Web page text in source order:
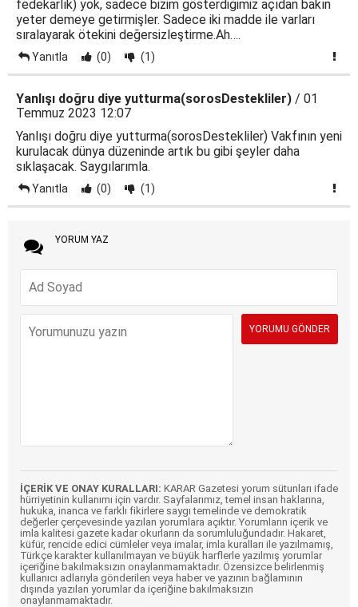
fedekarlık) yok, sadece bizim gösterdiğimiz açıdan bakın
yeter demeye getirmişler. Sadece iki madde ile varları
sıralayarak ötekini değersizleştirme.Ah….
Yanıtla (0) (1)
Yanlışı doğru diye yutturma(sorosDestekliler) / 01
Temmuz 2023 12:07
Yanlışı doğru diye yutturma(sorosDestekliler) Vakfının yeni
kurulacak dünya düzeninde artık bu gibi şeyler daha
sıklaşacak. Saygılarımla.
Yanıtla (0) (1)
YORUM YAZ
İÇERİK VE ONAY KURALLARI: KARAR Gazetesi yorum sütunları ifade
hürriyetinin kullanımı için vardır. Sayfalarımız, temel insan haklarına,
hukuka, inanca ve farklı fikirlere saygı temelinde ve demokratik
değerler çerçevesinde yazılan yorumlara açıktır. Yorumların içerik ve
imla kalitesi gazete kadar okurların da sorumluluğundadır. Hakaret,
küfür, rencide edici cümleler veya imalar, imla kuralları ile yazılmamış,
Türkçe karakter kullanılmayan ve büyük harflerle yazılmış yorumlar
içeriğine bakılmaksızın onaylanmamaktadır. Özensizce belirlenmiş
kullanıcı adlarıyla gönderilen veya haber ve yazının bağlamının
dışında yazılan yorumlar da içeriğine bakılmaksızın
onaylanmamaktadır.